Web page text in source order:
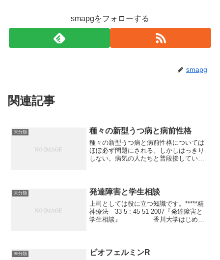
smapgをフォローする
smapg
関連記事
未分類 種々の新型うつ病と病前性格
種々の新型うつ病と病前性格については
ほぼ必ず問題にされる。しかしはっきり
しない。病気の人たちと普段接してい
タイプ、循環気質、シゾチー...
未分類 発達障害と学生相談
上司としては役に立つ知識です。*****精
神療法 33-5 : 45-51 2007『発達障害と
学生相談』 香川大学はじめ
未分類 ビオフェルミンR